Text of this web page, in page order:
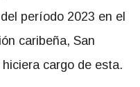
período 2023 en el
caribeña, San
cargo de esta.